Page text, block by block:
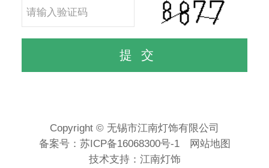
Copyright © 无锡市江南灯饰有限公司
备案号： 苏ICP备16068300号-1
网站地图
技术支持： 江南灯饰